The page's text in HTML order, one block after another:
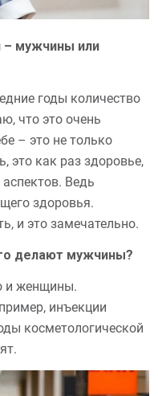
– мужчины или
годы количество
что это очень
– это не только
это как раз здоровье,
Ведь
здоровья.
и это замечательно.
делают мужчины?
и женщины.
инъекции
косметологической